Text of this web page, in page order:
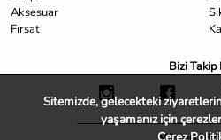
Aksesuar
Fırsat
Bizi Takip
Sitemizde, gelecekteki
yaşamanız için